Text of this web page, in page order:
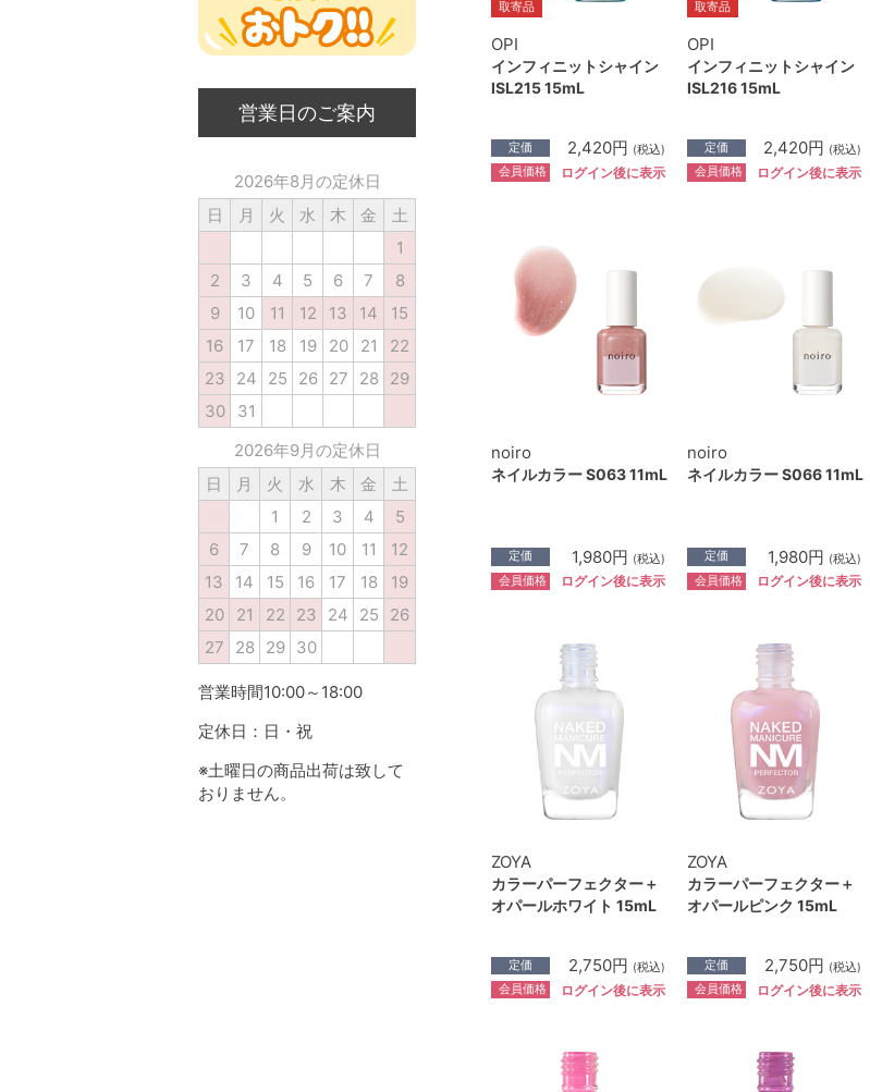
取寄品
OPI
インフィニットシャイン
ISL215 15mL
定価 2,420円 (税込)
会員価格 ログイン後に表示
取寄品
OPI
インフィニットシャイン
ISL216 15mL
定価 2,420円 (税込)
会員価格 ログイン後に表示
noiro
ネイルカラー S063 11mL
定価 1,980円 (税込)
会員価格 ログイン後に表示
noiro
ネイルカラー S066 11mL
定価 1,980円 (税込)
会員価格 ログイン後に表示
ZOYA
カラーパーフェクター＋
オパールホワイト 15mL
定価 2,750円 (税込)
会員価格 ログイン後に表示
ZOYA
カラーパーフェクター＋
オパールピンク 15mL
定価 2,750円 (税込)
会員価格 ログイン後に表示
営業日のご案内
2026年8月の定休日
日
月 火 水 木 金
土
1
2
3 4 5 6 7
8
9
10 11 12 13 14
15
16
17 18 19 20 21
22
23
24 25 26 27 28
29
30
31
2026年9月の定休日
日
月 火 水 木 金
土
1
2 3 4
5
6
7 8 9 10 11
12
13
14 15 16 17 18
19
20
21 22 23 24 25
26
27
28 29 30
営業時間10:00～18:00
定休日：日・祝
※土曜日の商品出荷は致して
おりません。